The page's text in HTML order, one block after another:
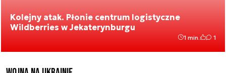
Kolejny atak. Płonie centrum logistyczne
Wildberries w Jekaterynburgu
1 min. 1